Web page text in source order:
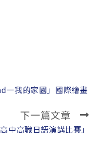
我的家園」國際繪畫
下一篇文章
中高職日語演講比賽」